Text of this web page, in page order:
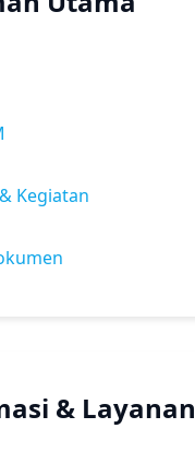
Kegiatan
& Layanan